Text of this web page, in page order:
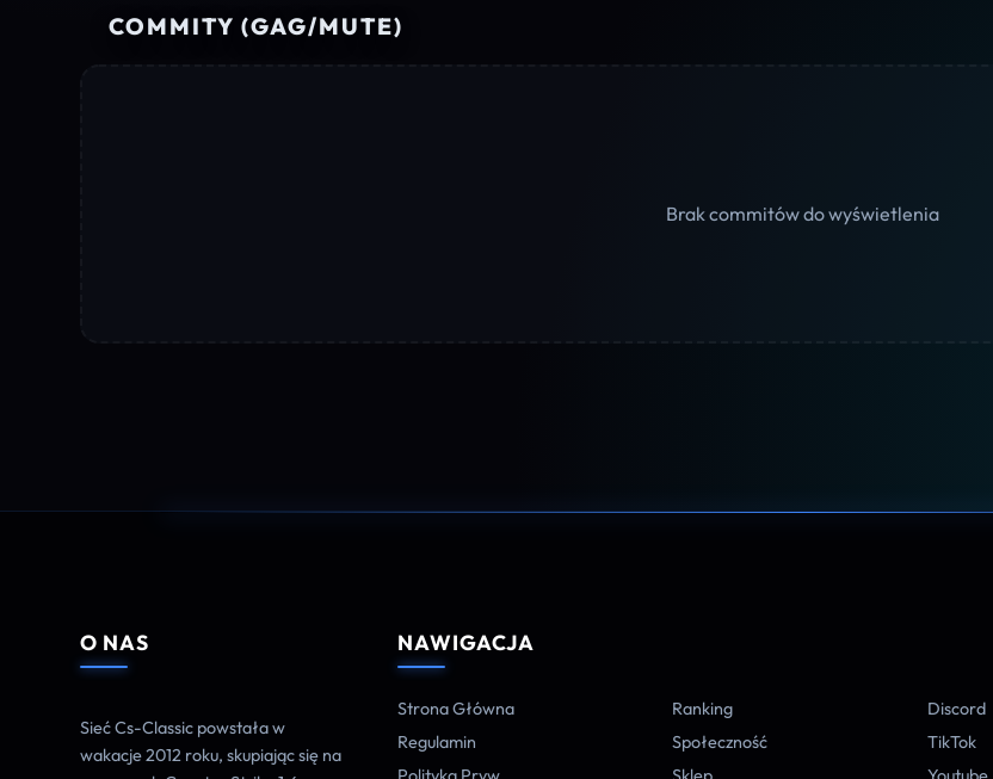
COMMITY (GAG/MUTE)
Brak commitów do wyświetlenia
O NAS
Sieć Cs-Classic powstała w
wakacje 2012 roku, skupiając się na
NAWIGACJA
Strona Główna
Regulamin
Ranking
Społeczność
Discord
TikTok